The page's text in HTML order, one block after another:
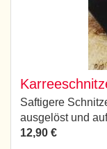
Saftigere
ausgelöst und
12,90 €